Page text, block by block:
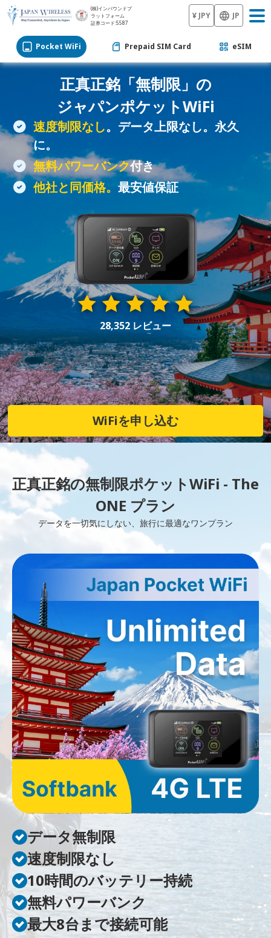
(株)インバウンドプ
ラットフォーム
証券コード:5587
¥ JPY JP
Pocket WiFi Prepaid SIM Card eSIM
正真正銘「無制限」の
ジャパンポケットWiFi
速度制限なし。データ上限なし。永久
に。
無料パワーバンク付き
他社と同価格。 最安値保証
28,352 レビュー
WiFiを申し込む
正真正銘の無制限ポケットWiFi - The
ONE プラン
データを一切気にしない、旅行に最適なワンプラン
データ無制限
速度制限なし
10時間のバッテリー持続
無料パワーバンク
最大8台まで接続可能